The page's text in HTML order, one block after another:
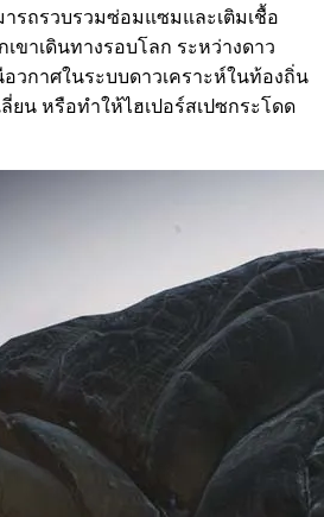
ารถรวบรวมซ่อมแซมและเติมเชื้อ
ขาเดินทางรอบโลก ระหว่างดาว
วกาศในระบบดาวเคราะห์ในท้องถิ่น
ยน หรือทำให้ไฮเปอร์สเปซกระโดด